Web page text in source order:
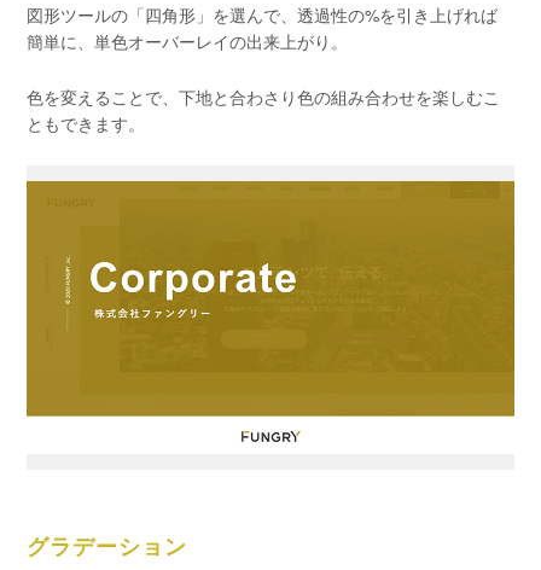
図形ツールの「四角形」を選んで、透過性の%を引き上げれば
簡単に、単色オーバーレイの出来上がり。
色を変えることで、下地と合わさり色の組み合わせを楽しむこ
ともできます。
グラデーション